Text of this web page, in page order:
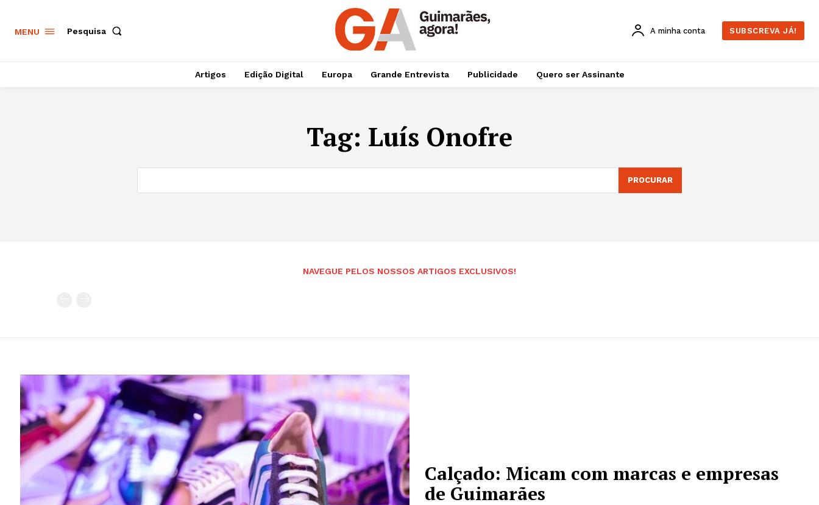
MENU Pesquisa A minha conta SUBSCREVA JÁ!
Artigos Edição Digital Europa Grande Entrevista Publicidade Quero ser Assinante
Tag: Luís Onofre
PROCURAR
NAVEGUE PELOS NOSSOS ARTIGOS EXCLUSIVOS!
Calçado: Micam com marcas e empresas
de Guimarães